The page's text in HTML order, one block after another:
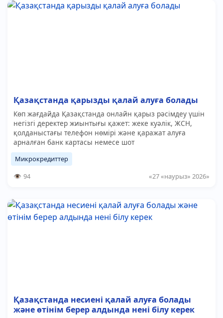
Қазақстанда қарызды қалай алуға болады
Көп жағдайда Қазақстанда онлайн қарыз рәсімдеу үшін
негізгі деректер жиынтығы қажет: жеке куәлік, ЖСН,
қолданыстағы телефон нөмірі және қаражат алуға
арналған банк картасы немесе шот
Микрокредиттер
94
«27 «наурыз» 2026»
Қазақстанда несиені қалай алуға болады
және өтінім берер алдында нені білу керек